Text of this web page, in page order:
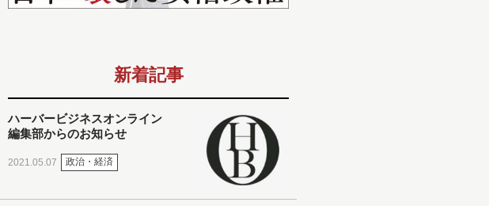
新着記事
ハーバービジネスオンライン
編集部からのお知らせ
2021.05.07 政治・経済